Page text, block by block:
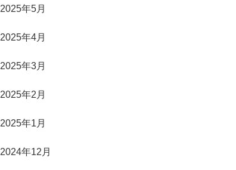
2025年5月
2025年4月
2025年3月
2025年2月
2025年1月
2024年12月